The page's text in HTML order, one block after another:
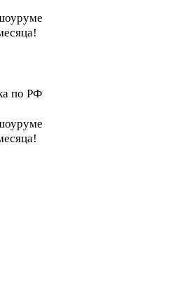
по РФ